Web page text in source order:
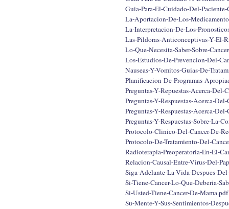
Guia-Para-El-Cuidado-Del-
La-Aportacion-De-Los-
La-Interpretacion-De-Los-
Las-Pildoras-Anticonceptivas-Y-El-
Lo-Que-Necesita-Saber-Sobre-
Los-Estudios-De-Prevencion-Del-
Nauseas-Y-Vomitos-Guias-De-
Planificacion-De-Programas-
Preguntas-Y-Repuestas-Acerca-Del-
Preguntas-Y-Respuestas-Acerca-
Preguntas-Y-Respuestas-Acerca-
Preguntas-Y-Respuestas-Sobre-La-
Protocolo-Clinico-Del-Cancer-De-
Protocolo-De-Tratamiento-Del-
Radioterapia-Preoperatoria-En-El-
Relacion-Causal-Entre-Virus-Del-
Siga-Adelante-La-Vida-Despues-
Si-Tiene-Cancer-Lo-Que-Deberia-
Si-Usted-Tiene-Cancer-De-Mama.pdf
Su-Mente-Y-Sus-Sentimientos-